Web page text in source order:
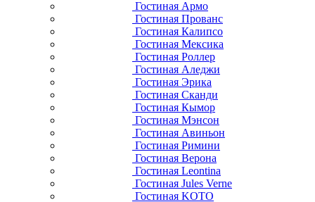
Гостиная Армо
Гостиная Прованс
Гостиная Калипсо
Гостиная Мексика
Гостиная Роллер
Гостиная Аледжи
Гостиная Эрика
Гостиная Сканди
Гостиная Кымор
Гостиная Мэнсон
Гостиная Авиньон
Гостиная Римини
Гостиная Верона
Гостиная Leontina
Гостиная Jules Verne
Гостиная KOTO